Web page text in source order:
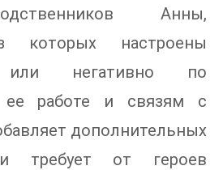
Анны,
которых настроены
или негативно по
работе и связям с
дополнительных
и требует от героев